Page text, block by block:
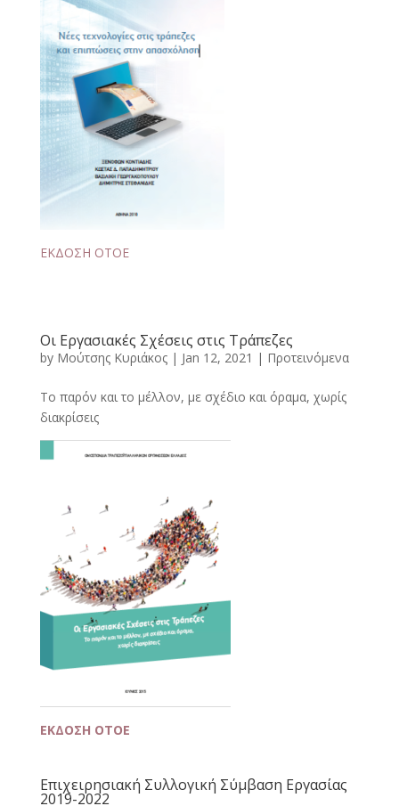
ΕΚΔΟΣΗ ΟΤΟΕ
Οι Εργασιακές Σχέσεις στις Τράπεζες
by Μούτσης Κυριάκος| Jan 12, 2021 | Προτεινόμενα
Tο παρόν και το μέλλον, με σχέδιο και όραμα, χωρίς
διακρίσεις
ΕΚΔΟΣΗ ΟΤΟΕ
Επιχειρησιακή Συλλογική Σύμβαση Εργασίας
2019-2022